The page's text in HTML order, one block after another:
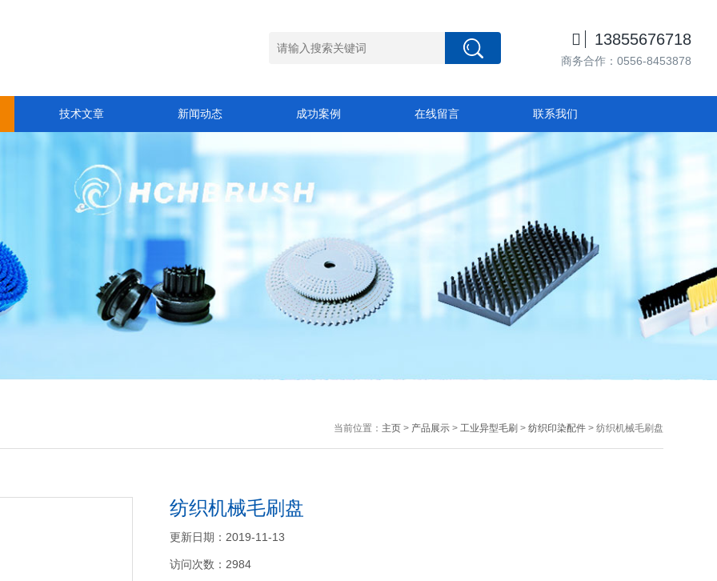
 13855676718
商务合作：0556-8453878
技术文章 新闻动态 成功案例 在线留言 联系我们
当前位置： 主页> 产品展示> 工业异型毛刷 > 纺织印染配件> 纺织机械毛刷盘
纺织机械毛刷盘
更新日期：2019-11-13
访问次数：2984